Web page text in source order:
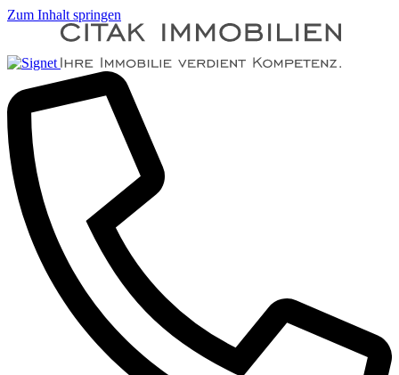
Zum Inhalt springen